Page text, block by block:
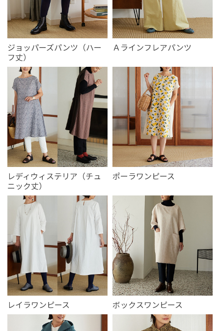
ジョッパーズパンツ（ハー
フ丈）
Ａラインフレアパンツ
レディウィステリア（チュ
ニック丈）
ポーラワンピース
レイラワンピース ボックスワンピース